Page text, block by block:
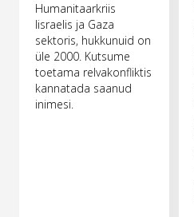
Humanitaarkriis
Iisraelis ja Gaza
sektoris, hukkunuid on
üle 2000. Kutsume
toetama relvakonfliktis
kannatada saanud
inimesi.